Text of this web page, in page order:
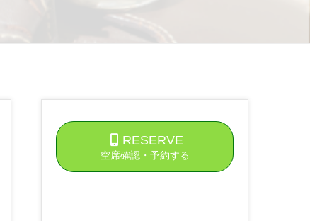
RESERVE
空席確認・予約する